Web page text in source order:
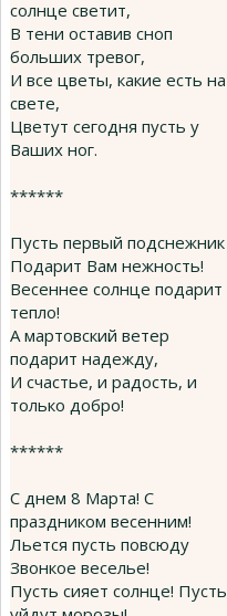
солнце светит,
В тени оставив сноп
больших тревог,
И все цветы, какие есть на
свете,
Цветут сегодня пусть у
Ваших ног.
******
Пусть первый подснежник
Подарит Вам нежность!
Весеннее солнце подарит
тепло!
А мартовский ветер
подарит надежду,
И счастье, и радость, и
только добро!
******
С днем 8 Марта! С
праздником весенним!
Льется пусть повсюду
Звонкое веселье!
Пусть сияет солнце! Пусть